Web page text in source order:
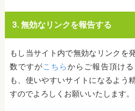
3. 無効なリンクを報告する
もし当サイト内で無効なリンクを
数ですがこちらからご報告頂け
も、使いやすいサイトになるよう
すのでよろしくお願いいたします。